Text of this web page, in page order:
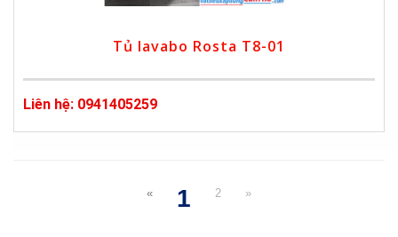
Tủ lavabo Rosta T8-01
Liên hệ: 0941405259
«
1
2 »